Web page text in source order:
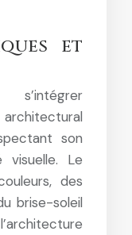
et
son
Le
des
brise-soleil